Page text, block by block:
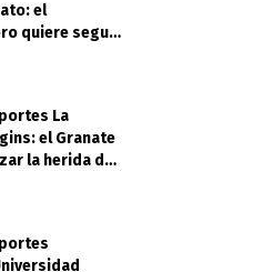
el
quiere seguir
La
el Granate
la herida del